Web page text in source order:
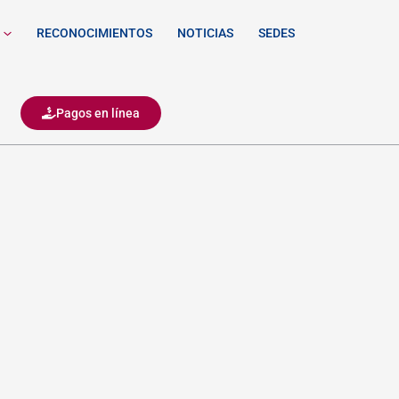
RECONOCIMIENTOS NOTICIAS SEDES
Pagos en línea